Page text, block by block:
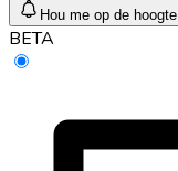
Hou me op de hoogte
BETA